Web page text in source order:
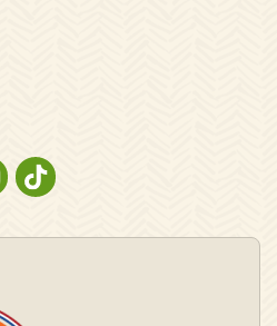
OP INSTAGRAM
OP PINTEREST
OP YOUTUBE
NATURESCANNER OP TIKTOK